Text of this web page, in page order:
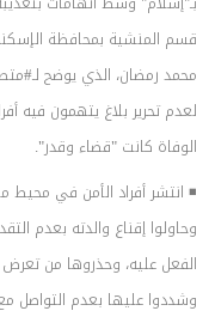
قسم المنشية بمحافظة
محمد رمضان، الذي يوضح
لعدم تحرير بلاغ يتهمون فيه
الوفاة كانت "قضاء وقدر".
◾ انتشر أفراد الأمن في محيط
وحاولوا إقناع والدته بعدم
الفعل عليه، وحذروها من
وشددوا عليها بعدم التواصل